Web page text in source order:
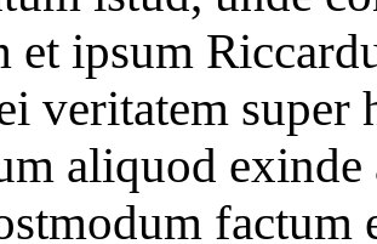
et ipsum
veritatem
aliquod
factum